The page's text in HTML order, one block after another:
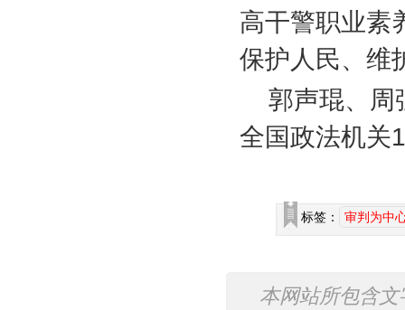
高干警职业素
保护人民、维
郭声琨、周
全国政法机关
标签： 审判为中
本网站所包含